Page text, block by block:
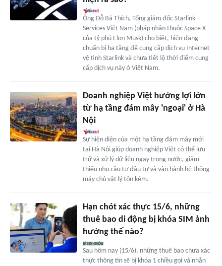
Ông Đỗ Bá Thích, Tổng giám đốc Starlink
Services Việt Nam (pháp nhân thuộc Space X
của tỷ phú Elon Musk) cho biết, hiện đang
chuẩn bị hạ tầng để cung cấp dịch vụ Internet
vệ tinh Starlink và chưa tiết lộ thời điểm cung
cấp dịch vụ này ở Việt Nam.
Doanh nghiệp Việt hưởng lợi lớn
từ hạ tầng đám mây 'ngoại' ở Hà
Nội
Sự hiện diện của một hạ tầng đám mây mới
tại Hà Nội giúp doanh nghiệp Việt có thể lưu
trữ và xử lý dữ liệu ngay trong nước, giảm
thiểu nhu cầu tự đầu tư và vận hành hệ thống
máy chủ vật lý tốn kém.
Hạn chót xác thực 15/6, những
thuê bao di động bị khóa SIM ảnh
hưởng thế nào?
Sau hôm nay (15/6), những thuê bao chưa xác
thực thông tin sẽ bị khóa 1 chiều gọi và nhắn